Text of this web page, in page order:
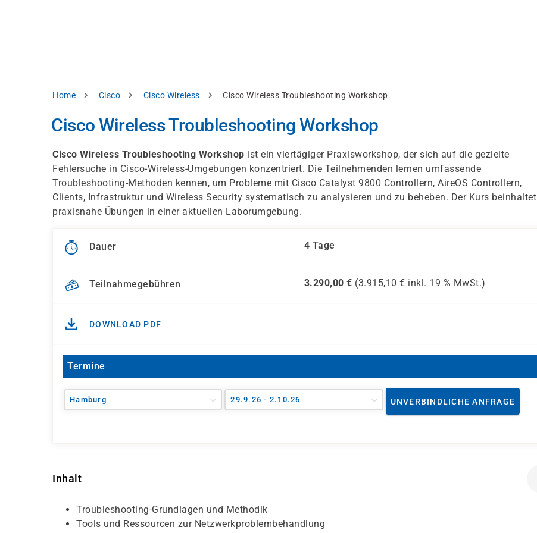
Pfadnavigation
Home Cisco Cisco Wireless Cisco Wireless Troubleshooting Workshop
Cisco Wireless Troubleshooting Workshop
Cisco Wireless Troubleshooting Workshop ist ein vier­tägiger Praxisworkshop, der sich auf die gezielte
Fehlersuche in Cisco-Wireless-Umgebungen konzentriert. Die Teilnehmenden lernen umfassende
Troubleshooting-Methoden kennen, um Probleme mit Cisco Catalyst 9800 Controllern, AireOS Controllern,
Clients, Infrastruktur und Wireless Security systematisch zu analysieren und zu beheben. Der Kurs beinhaltet
praxisnahe Übungen in einer aktuellen Laborumgebung.
Dauer 4 Tage
Teilnahmegebühren 3.290,00 € (3.915,10 € inkl. 19 % MwSt.)
DOWNLOAD PDF
Termine
Hamburg 29.9.26 - 2.10.26 UNVERBINDLICHE ANFRAGE
Inhalt
Troubleshooting-Grundlagen und Methodik
Tools und Ressourcen zur Netzwerkproblembehandlung
akzeptieren
Datenschutzhinweis